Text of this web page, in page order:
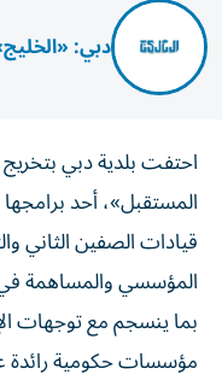
دبي:
احتفت بلدية دبي
المستقبل»، أحد برامجها
قيادات الصفين الثاني
المؤسسي والمساهمة
بما ينسجم مع توجهات
مؤسسات حكومية رائدة